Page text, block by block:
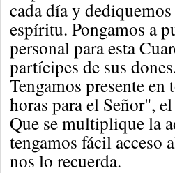
cada día y
espíritu. Pongamos a
personal para esta
partícipes de sus
Tengamos presente
horas para el Señor",
Que se multiplique la
tengamos fácil acceso
nos lo recuerda.